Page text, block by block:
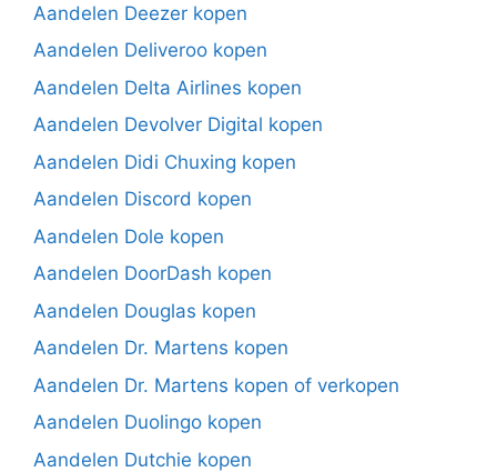
Aandelen Deezer kopen
Aandelen Deliveroo kopen
Aandelen Delta Airlines kopen
Aandelen Devolver Digital kopen
Aandelen Didi Chuxing kopen
Aandelen Discord kopen
Aandelen Dole kopen
Aandelen DoorDash kopen
Aandelen Douglas kopen
Aandelen Dr. Martens kopen
Aandelen Dr. Martens kopen of verkopen
Aandelen Duolingo kopen
Aandelen Dutchie kopen